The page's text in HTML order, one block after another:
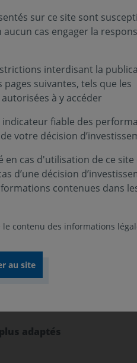
depuis plus
»
clés
adaptés
sur ce site sont
cas engager la
interdisant la
suivantes, tels que les
à y accéder
fiable des
votre décision
en cas d'utilisation de ce
d’une décision
contenues dans
contenu des informations